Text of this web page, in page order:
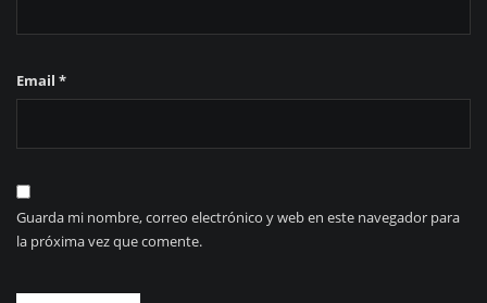
Email *
Guarda mi nombre, correo electrónico y web en este navegador para
la próxima vez que comente.